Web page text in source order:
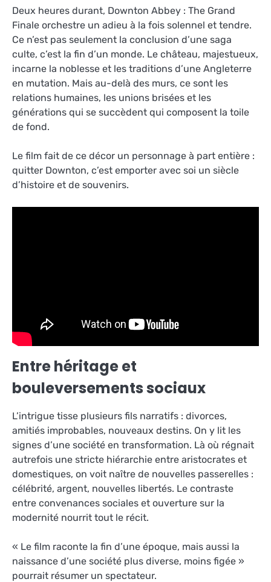
Deux heures durant, Downton Abbey : The Grand
Finale orchestre un adieu à la fois solennel et tendre.
Ce n’est pas seulement la conclusion d’une saga
culte, c’est la fin d’un monde. Le château, majestueux,
incarne la noblesse et les traditions d’une Angleterre
en mutation. Mais au-delà des murs, ce sont les
relations humaines, les unions brisées et les
générations qui se succèdent qui composent la toile
de fond.
Le film fait de ce décor un personnage à part entière :
quitter Downton, c’est emporter avec soi un siècle
d’histoire et de souvenirs.
Entre héritage et
bouleversements sociaux
L’intrigue tisse plusieurs fils narratifs : divorces,
amitiés improbables, nouveaux destins. On y lit les
signes d’une société en transformation. Là où régnait
autrefois une stricte hiérarchie entre aristocrates et
domestiques, on voit naître de nouvelles passerelles :
célébrité, argent, nouvelles libertés. Le contraste
entre convenances sociales et ouverture sur la
modernité nourrit tout le récit.
« Le film raconte la fin d’une époque, mais aussi la
naissance d’une société plus diverse, moins figée »
pourrait résumer un spectateur.